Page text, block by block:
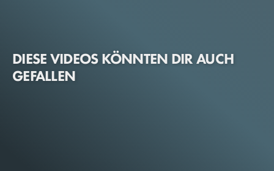
DIESE VIDEOS KÖNNTEN DIR AUCH
GEFALLEN